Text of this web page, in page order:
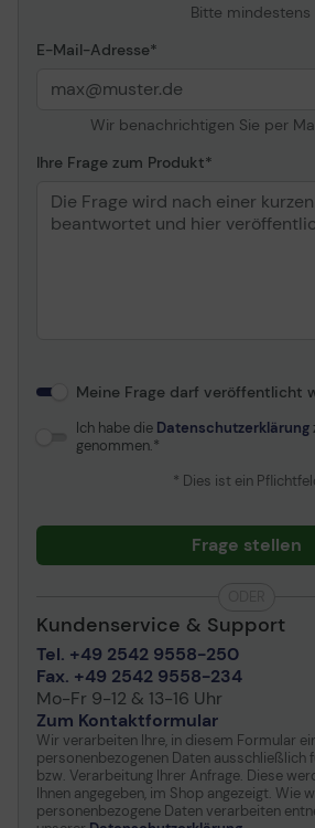
Bitte mindestens
E-Mail-Adresse
Wir benachrichtigen Sie per
Ihre Frage zum Produkt
Meine Frage darf veröffentlicht
Ich habe die Datenschutzerklärung
genommen.
* Dies ist ein
Frage stellen
Kundenservice & Support
Tel. +49 2542 9558-250
Fax. +49 2542 9558-234
Mo-Fr 9-12 & 13-16 Uhr
Zum Kontaktformular
Wir verarbeiten Ihre, in diesem Formular
personenbezogenen Daten ausschließlich
bzw. Verarbeitung Ihrer Anfrage. Diese
Ihnen angegeben, im Shop angezeigt. Wie
personenbezogene Daten verarbeiten